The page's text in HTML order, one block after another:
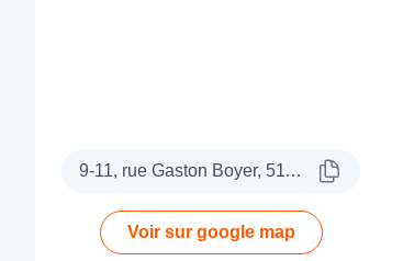
9-11, rue Gaston Boyer, 51100 Reims
Voir sur google map